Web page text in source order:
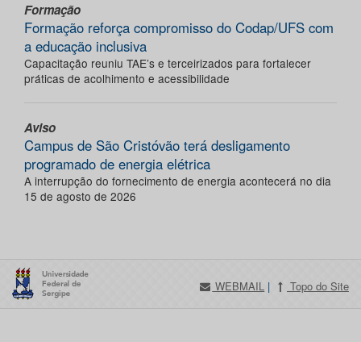
Formação
Formação reforça compromisso do Codap/UFS com
a educação inclusiva
Capacitação reuniu TAE’s e terceirizados para fortalecer
práticas de acolhimento e acessibilidade
Aviso
Campus de São Cristóvão terá desligamento
programado de energia elétrica
A interrupção do fornecimento de energia acontecerá no dia
15 de agosto de 2026
WEBMAIL | Topo do Site